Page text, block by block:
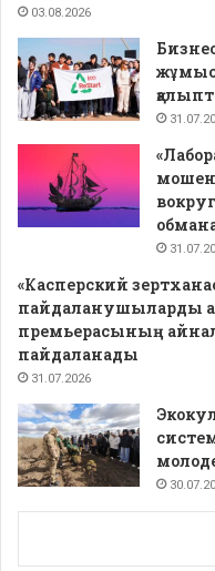
03.08.2026
«Касперский
пайдаланушыларды
премьерасының
пайдаланады
31.07.2026